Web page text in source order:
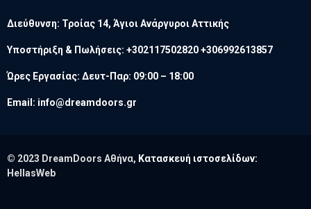
Διεύθυνση: Τροίας 14, Άγιοι Ανάργυροι Αττικής
Υποστήριξη & Πωλήσεις: +302117502820 +306992613857
Ώρες Εργασίας: Δευτ-Παρ: 09:00 – 18:00
Email: info@dreamdoors.gr
© 2023 DreamDoors Αθήνα, Κατασκευή ιστοσελίδων:
HellasWeb